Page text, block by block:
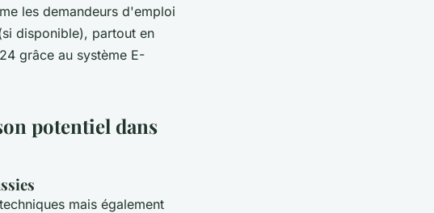
les demandeurs d'emploi
disponible), partout en
grâce au système E-
potentiel dans
mais également